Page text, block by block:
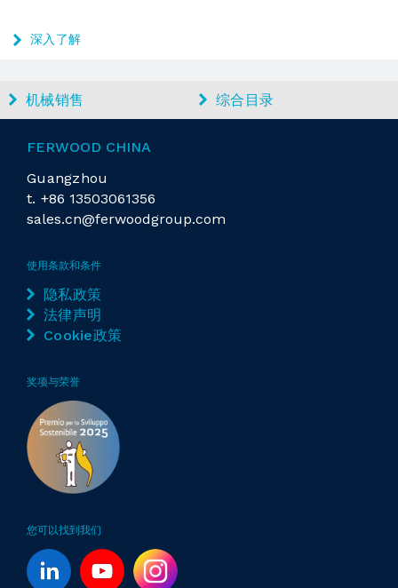
深入了解
机械销售 综合目录
FERWOOD CHINA
Guangzhou
t. +86 13503061356
sales.cn@ferwoodgroup.com
使用条款和条件
隐私政策
法律声明
Cookie政策
奖项与荣誉
您可以找到我们